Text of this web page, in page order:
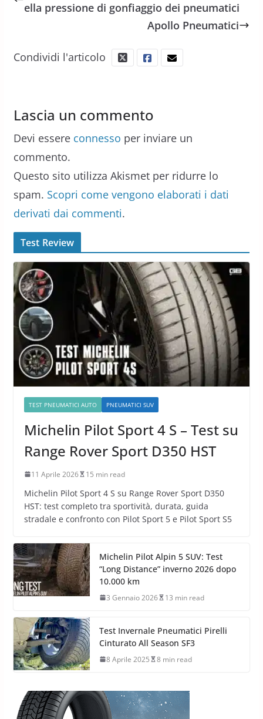
ella pressione di gonfiaggio dei pneumatici
Apollo Pneumatici
Condividi l'articolo
Lascia un commento
Devi essere connesso per inviare un
commento.
Questo sito utilizza Akismet per ridurre lo
spam. Scopri come vengono elaborati i dati
derivati dai commenti.
Test Review
TEST PNEUMATICI AUTO PNEUMATICI SUV
Michelin Pilot Sport 4 S – Test su
Range Rover Sport D350 HST
11 Aprile 2026 15 min read
Michelin Pilot Sport 4 S su Range Rover Sport D350
HST: test completo tra sportività, durata, guida
stradale e confronto con Pilot Sport 5 e Pilot Sport S5
Michelin Pilot Alpin 5 SUV: Test
“Long Distance” inverno 2026 dopo
10.000 km
3 Gennaio 2026 13 min read
Test Invernale Pneumatici Pirelli
Cinturato All Season SF3
8 Aprile 2025 8 min read